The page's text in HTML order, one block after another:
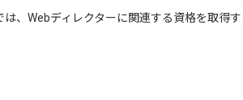
は、Webディレクターに関連する資格を取得